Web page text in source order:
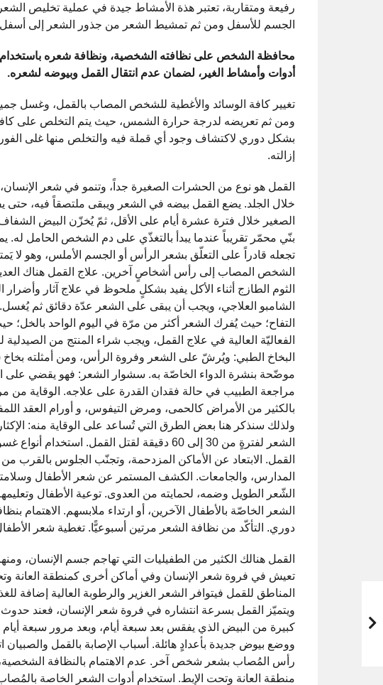
رفيعة ومتقاربة، تعتبر هذة الأمشاط جيدة في عملية تخليص
الجسم للأسفل ومن ثم تمشيط الشعر من جذور الشعر إلى
محافظة الشخص على نظافته الشخصية، ونظافة شعره
أدوات وأمشاط الغير، لضمان عدم انتقال القمل وبيوضه لشعره.
تغيير كافة الوسائد والأغطية للشخص المصاب بالقمل، وغسل
ومن ثم تعريضه لدرجة حرارة الشمس، حيث يتم التخلص على
بشكل دوري لاكتشاف وجود أي قملة فيه والتخلص منها غلى
إزالته.
القمل هو نوع من الحشرات الصغيرة جداً، وتنمو في شعر
خلال الجلد. يضع القمل بيضه في الشعر ويبقى ملتصقاً فيه، حتى
الصغير خلال فترة عشرة أيام على الأقل، ثمّ يُخزّن البيض
بنّي محمّر تقريباً عندما يبدأ بالتغذّي على دم الشخص الحامل له.
تجعله قادراً على التعلّق بشعر الرأس أو الجسم الأملس، وهو لا
الشخص المصاب إلى رأس أشخاصٍ آخرين. علاج القمل هناك
الثوم الطازج أثناء الأكل يفيد بشكلٍ ملحوظ في علاج آثار
الشامبو العلاجي، ويجب أن يبقى على الشعر عدّة دقائق ثم
التفاح؛ حيث يُفرك الشعر أكثر من مرّة في اليوم الواحد بالخل؛
الفعاليّة العالية في علاج القمل، ويجب شراء المنتج من
البخاخ الطبي: ويُرشّ على الشعر وفروة الرأس، ومن أمثلته
موضّحة بنشرة الدواء الخاصّة به. سشوار الشعر: فهو يقضي على
مراجعة الطبيب في حالة فقدان القدرة على علاجه. الوقاية
بالكثير من الأمراض كالحمى، ومرض التيفوس، و أورام العقد
ولذلك سنذكر هنا بعض الطرق التي تُساعد على الوقاية منه:
الشعر لفترةٍ من 30 إلى 60 دقيقة لقتل القمل.
القمل. الابتعاد عن الأماكن المزدحمة، وتجنّب الجلوس بالقرب
المدارس، والجامعات. الكشف المستمر عن شعر الأطفال
الشّعر الطويل وضمه، لحمايته من العدوى. توعية الأطفال
الشعر الخاصّة بالأطفال الآخرين، أو ارتداء ملابسهم.
دوري. التأكّد من نظافة الشعر مرتين أسبوعيًّا. تغطية شعر
القمل هنالك الكثير من الطفيليات التي تهاجم جسم الإنسان،
تعيش في فروة شعر الإنسان وفي أماكن أخرى كمنطقة العانة
المناطق للقمل فيتوافر الشعر الغزير والرطوبة العالية إضافة
ويتميّز القمل بسرعة انتشاره في فروة شعر الإنسان، فعند حدوث
كبيرة من البيض الذي يفقس بعد سبعة أيام، وبعد مرور سبعة
ووضع بيوض جديدة بأعدادٍ هائلة. أسباب الإصابة بالقمل
رأس المُصاب بشعر شخص آخر. عدم الاهتمام بالنظافة الشخصية،
منطقة العانة وتحت الإبط. استخدام أدوات الشعر الخاصة